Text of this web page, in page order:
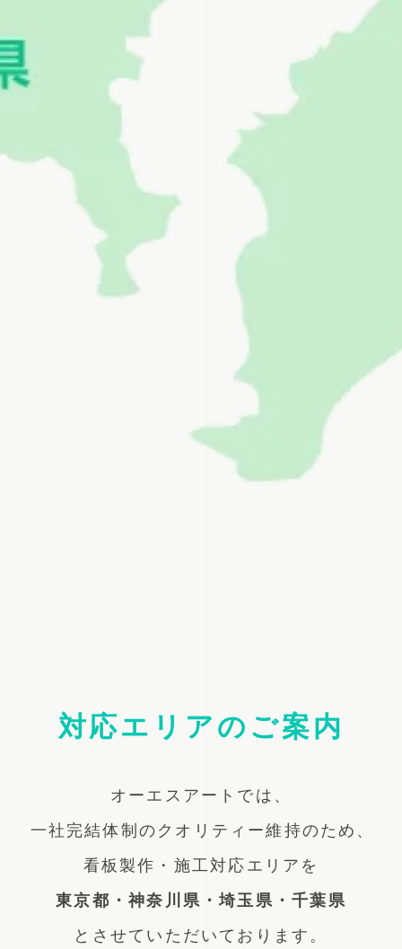
対応エリアのご案内
オーエスアートでは、
一社完結体制のクオリティー維持のため、
看板製作・施工対応エリアを
東京都・神奈川県・埼玉県・千葉県
とさせていただいております。